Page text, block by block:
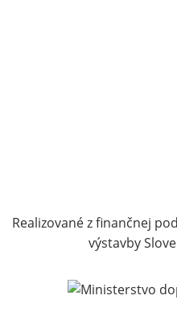
Realizované z finančnej
výstavby